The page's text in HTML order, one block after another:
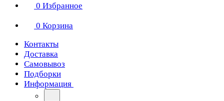
0 Избранное
0 Корзина
Контакты
Доставка
Самовывоз
Подборки
Информация